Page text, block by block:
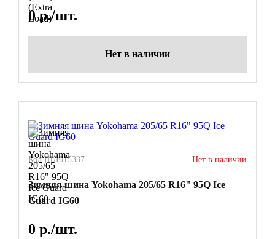
0р./шт.
Нет в наличии
Код ШД015337 Нет в наличии
Зимняя шина Yokohama 205/65 R16" 95Q Ice
Guard IG60
0 р./шт.